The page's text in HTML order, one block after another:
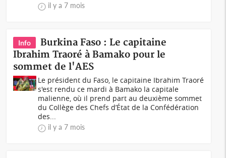
il y a 7 mois
Info
Burkina Faso : Le capitaine
Ibrahim Traoré à Bamako pour le
sommet de l'AES
Le président du Faso, le capitaine Ibrahim Traoré
s'est rendu ce mardi à Bamako la capitale
malienne, où il prend part au deuxième sommet
du Collège des Chefs d’État de la Confédération
des...
il y a 7 mois